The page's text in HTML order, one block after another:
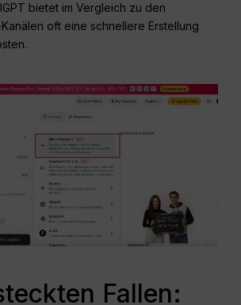
bietet im Vergleich zu den
oft eine schnellere Erstellung
Fallen: